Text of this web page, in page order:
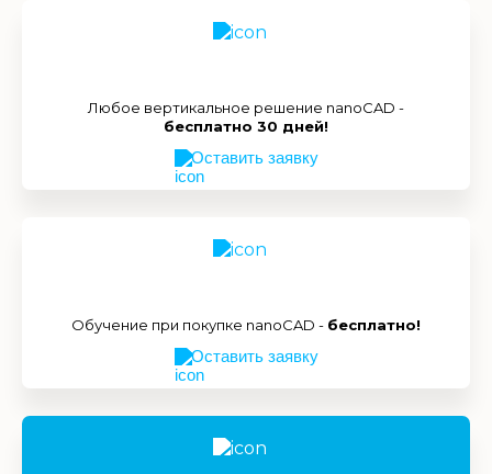
Любое вертикальное решение nanoCAD -
бесплатно 30 дней!
Оставить заявку
Обучение при покупке nanoCAD - бесплатно!
Оставить заявку